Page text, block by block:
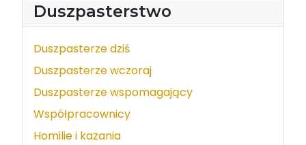
Duszpasterstwo
Duszpasterze dziś
Duszpasterze wczoraj
Duszpasterze wspomagający
Współpracownicy
Homilie i kazania